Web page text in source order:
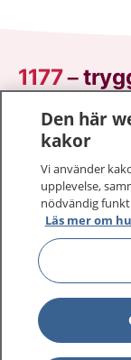
1177–
På 1177.se får
sjukdomar och
Logga in för
vårdärenden.
1177 ger dig
Den här
kakor
Vi använder
upplevelse,
nödvändig
Läs mer om